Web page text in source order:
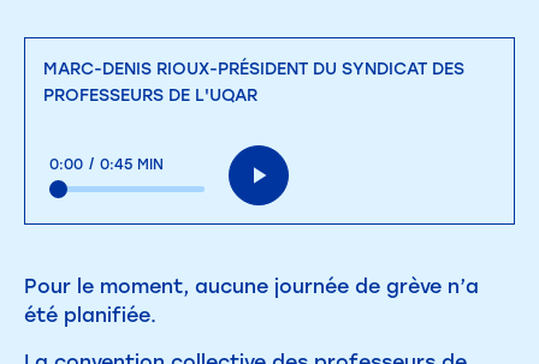
MARC-DENIS RIOUX-PRÉSIDENT DU SYNDICAT DES
PROFESSEURS DE L'UQAR
0:00 / 0:45 MIN
Pour le moment, aucune journée de grève n’a
été planifiée.